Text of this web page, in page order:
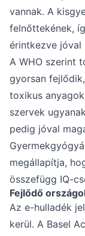
vannak. A
felnőttekének,
érintkezve jóval
A WHO szerint
gyorsan
toxikus
szervek
pedig jóval
megállapítja,
összefügg IQ-
Fejlődő
Az e-hulladék
kerül. A Basel